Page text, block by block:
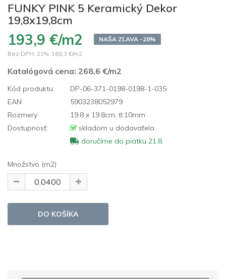
FUNKY PINK 5 Keramický Dekor
19,8x19,8cm
193,9 €/m2
NAŠA ZĽAVA -28%
Bez DPH: 21%: 160,3 €/m2
Katalógová cena: 268,6 €/m2
Kód produktu:
DP-06-371-0198-0198-1-035
EAN
5903238052979
Rozmery
19.8 x 19.8cm, tl:10mm
Dostupnosť:
skladom u dodavaťela
doručíme do piatku 21.8.
Množstvo (m2)